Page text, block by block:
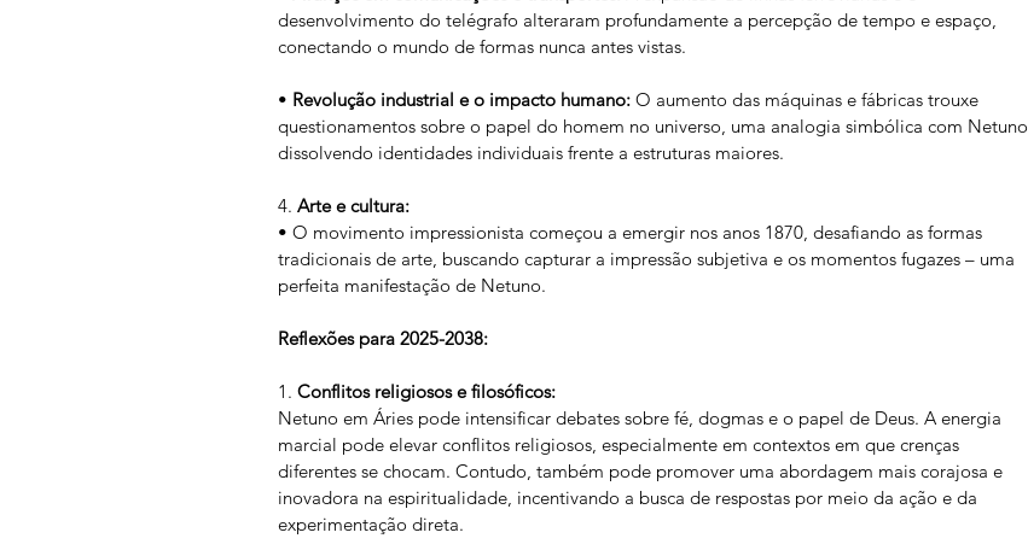
desenvolvimento do telégrafo alteraram profundamente a percepção de tempo e espaço,
conectando o mundo de formas nunca antes vistas.
• Revolução industrial e o impacto humano: O aumento das máquinas e fábricas trouxe
questionamentos sobre o papel do homem no universo, uma analogia simbólica com Netuno
dissolvendo identidades individuais frente a estruturas maiores.
4. Arte e cultura:
• O movimento impressionista começou a emergir nos anos 1870, desafiando as formas
tradicionais de arte, buscando capturar a impressão subjetiva e os momentos fugazes – uma
perfeita manifestação de Netuno.
Reflexões para 2025-2038:
1. Conflitos religiosos e filosóficos:
Netuno em Áries pode intensificar debates sobre fé, dogmas e o papel de Deus. A energia
marcial pode elevar conflitos religiosos, especialmente em contextos em que crenças
diferentes se chocam. Contudo, também pode promover uma abordagem mais corajosa e
inovadora na espiritualidade, incentivando a busca de respostas por meio da ação e da
experimentação direta.